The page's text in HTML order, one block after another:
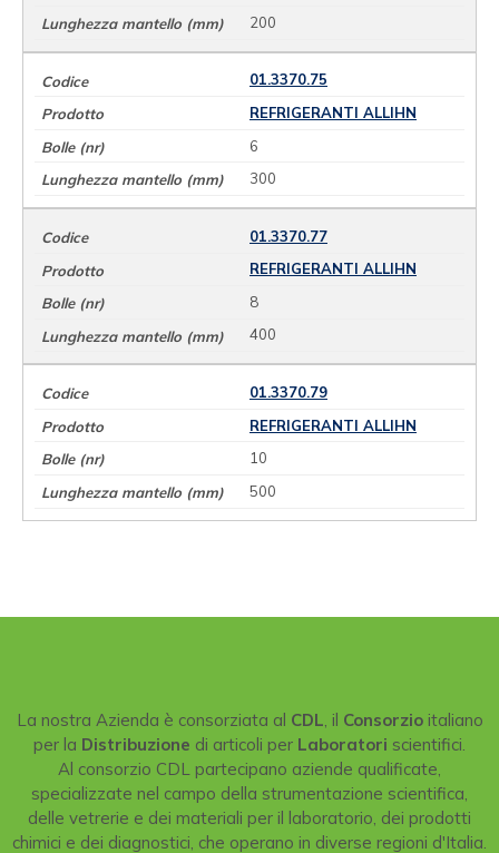
200
01.3370.75
REFRIGERANTI ALLIHN
6
300
01.3370.77
REFRIGERANTI ALLIHN
8
400
01.3370.79
REFRIGERANTI ALLIHN
10
500
La nostra Azienda è consorziata al CDL, il Consorzioitaliano
per la Distribuzione di articoli per Laboratori scientifici.
Al consorzio CDL partecipano aziende qualificate,
specializzate nel campo della strumentazione scientifica,
delle vetrerie e dei materiali per il laboratorio, dei prodotti
chimici e dei diagnostici, che operano in diverse regioni d'Italia.